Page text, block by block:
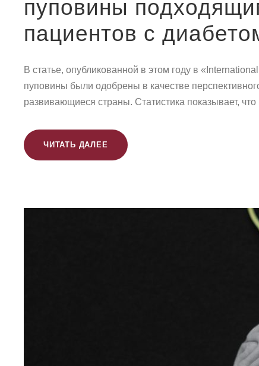
пуповины
пациентов с
В статье, опубликованной в этом году в
пуповины были одобрены в качестве
развивающиеся страны. Статистика показывает,
ЧИТАТЬ ДАЛЕЕ